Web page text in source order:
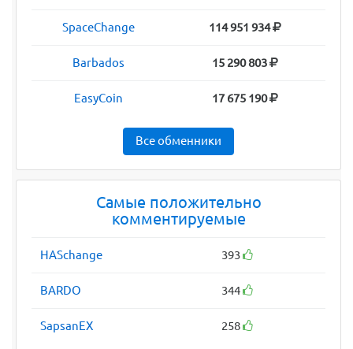
SpaceChange 114 951 934
Barbados 15 290 803
EasyCoin 17 675 190
Все обменники
Самые положительно
комментируемые
HASchange 393
BARDO 344
SapsanEX 258